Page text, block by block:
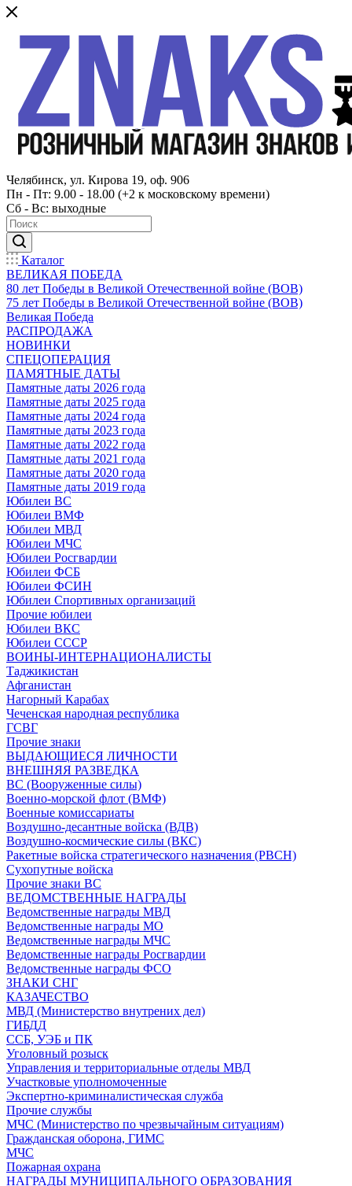
Челябинск, ул. Кирова 19, оф. 906
Пн - Пт: 9.00 - 18.00 (+2 к московскому времени)
Сб - Вс: выходные
Каталог
ВЕЛИКАЯ ПОБЕДА
80 лет Победы в Великой Отечественной войне (ВОВ)
75 лет Победы в Великой Отечественной войне (ВОВ)
Великая Победа
РАСПРОДАЖА
НОВИНКИ
СПЕЦОПЕРАЦИЯ
ПАМЯТНЫЕ ДАТЫ
Памятные даты 2026 года
Памятные даты 2025 года
Памятные даты 2024 года
Памятные даты 2023 года
Памятные даты 2022 года
Памятные даты 2021 года
Памятные даты 2020 года
Памятные даты 2019 года
Юбилеи ВС
Юбилеи ВМФ
Юбилеи МВД
Юбилеи МЧС
Юбилеи Росгвардии
Юбилеи ФСБ
Юбилеи ФСИН
Юбилеи Спортивных организаций
Прочие юбилеи
Юбилеи ВКС
Юбилеи СССР
ВОИНЫ-ИНТЕРНАЦИОНАЛИСТЫ
Таджикистан
Афганистан
Нагорный Карабах
Чеченская народная республика
ГСВГ
Прочие знаки
ВЫДАЮЩИЕСЯ ЛИЧНОСТИ
ВНЕШНЯЯ РАЗВЕДКА
ВС (Вооруженные силы)
Военно-морской флот (ВМФ)
Военные комиссариаты
Воздушно-десантные войска (ВДВ)
Воздушно-космические силы (ВКС)
Ракетные войска стратегического назначения (РВСН)
Сухопутные войска
Прочие знаки ВС
ВЕДОМСТВЕННЫЕ НАГРАДЫ
Ведомственные награды МВД
Ведомственные награды МО
Ведомственные награды МЧС
Ведомственные награды Росгвардии
Ведомственные награды ФСО
ЗНАКИ СНГ
КАЗАЧЕСТВО
МВД (Министерство внутрених дел)
ГИБДД
ССБ, УЭБ и ПК
Уголовный розыск
Управления и территориальные отделы МВД
Участковые уполномоченные
Экспертно-криминалистическая служба
Прочие службы
МЧС (Министерство по чрезвычайным ситуациям)
Гражданская оборона, ГИМС
МЧС
Пожарная охрана
НАГРАДЫ МУНИЦИПАЛЬНОГО ОБРАЗОВАНИЯ